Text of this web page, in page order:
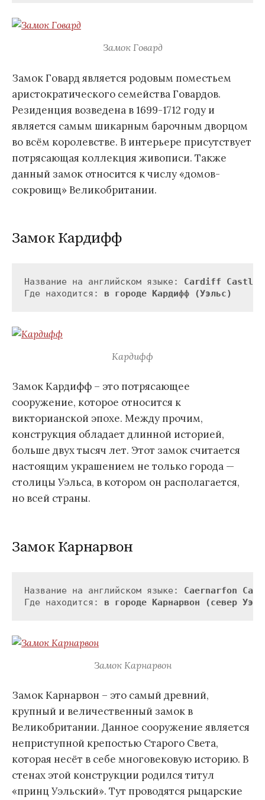
Замок Говард
Замок Говард является родовым поместьем
аристократического семейства Говардов.
Резиденция возведена в 1699-1712 году и
является самым шикарным барочным дворцом
во всём королевстве. В интерьере присутствует
потрясающая коллекция живописи. Также
данный замок относится к числу «домов-
сокровищ» Великобритании.
Замок Кардифф
Название на английском языке: Cardiff Castle
Где находится: в городе Кардифф (Уэльс)
Кардифф
Замок Кардифф – это потрясающее
сооружение, которое относится к
викторианской эпохе. Между прочим,
конструкция обладает длинной историей,
больше двух тысяч лет. Этот замок считается
настоящим украшением не только города —
столицы Уэльса, в котором он располагается,
но всей страны.
Замок Карнарвон
Название на английском языке: Caernarfon
Где находится: в городе Карнарвон (север
Замок Карнарвон
Замок Карнарвон – это самый древний,
крупный и величественный замок в
Великобритании. Данное сооружение является
неприступной крепостью Старого Света,
которая несёт в себе многовековую историю. В
стенах этой конструкции родился титул
«принц Уэльский». Тут проводятся рыцарские